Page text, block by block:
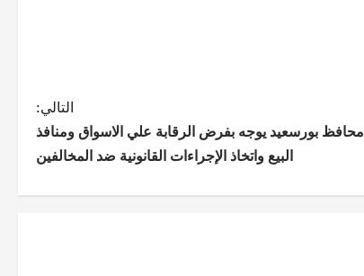
التالي:
محافظ بورسعيد يوجه بفرض الرقابة علي الاسواق ومنافذ
البيع واتخاذ الإجراءات القانونية ضد المخالفين